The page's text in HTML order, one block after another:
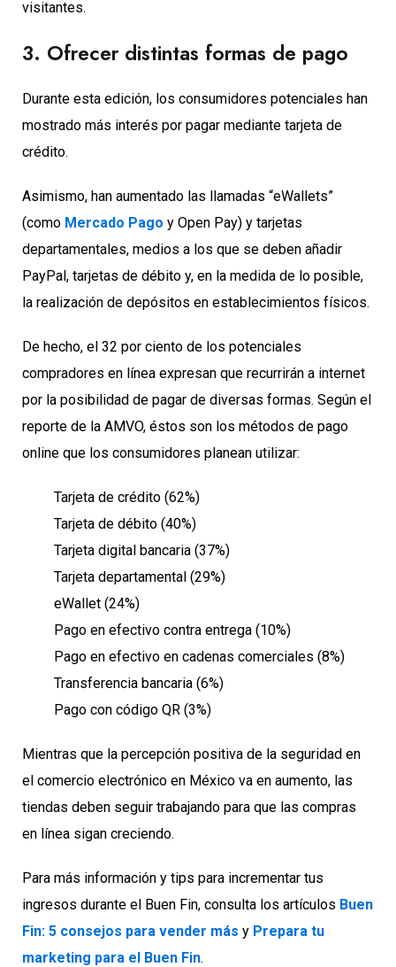
visitantes.
3. Ofrecer distintas formas de pago
Durante esta edición, los consumidores potenciales han
mostrado más interés por pagar mediante tarjeta de
crédito.
Asimismo, han aumentado las llamadas “eWallets”
(como Mercado Pago y Open Pay) y tarjetas
departamentales, medios a los que se deben añadir
PayPal, tarjetas de débito y, en la medida de lo posible,
la realización de depósitos en establecimientos físicos.
De hecho, el 32 por ciento de los potenciales
compradores en línea expresan que recurrirán a internet
por la posibilidad de pagar de diversas formas. Según el
reporte de la AMVO, éstos son los métodos de pago
online que los consumidores planean utilizar:
Tarjeta de crédito (62%)
Tarjeta de débito (40%)
Tarjeta digital bancaria (37%)
Tarjeta departamental (29%)
eWallet (24%)
Pago en efectivo contra entrega (10%)
Pago en efectivo en cadenas comerciales (8%)
Transferencia bancaria (6%)
Pago con código QR (3%)
Mientras que la percepción positiva de la seguridad en
el comercio electrónico en México va en aumento, las
tiendas deben seguir trabajando para que las compras
en línea sigan creciendo.
Para más información y tips para incrementar tus
ingresos durante el Buen Fin, consulta los artículos Buen
Fin: 5 consejos para vender más y Prepara tu
marketing para el Buen Fin.